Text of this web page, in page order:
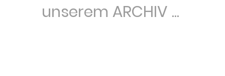
unserem ARCHIV ...